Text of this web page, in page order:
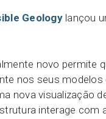
Geologylançou
novo permite
nos seus
nova visualização
interage com